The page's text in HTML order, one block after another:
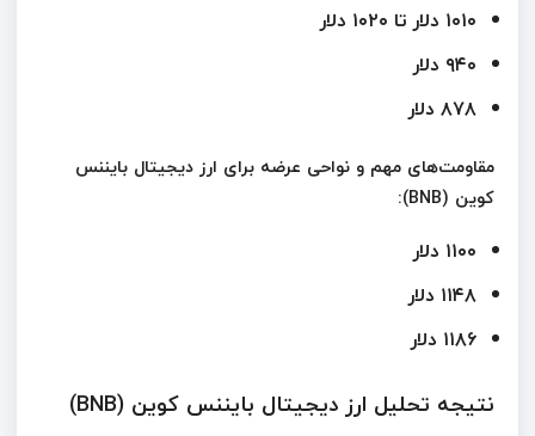
۱۰۱۰ دلار تا ۱۰۲۰ دلار
۹۴۰ دلار
۸۷۸ دلار
مقاومت‌های مهم و نواحی عرضه برای ارز دیجیتال بایننس
کوین (BNB):
۱۱۰۰ دلار
۱۱۴۸ دلار
۱۱۸۶ دلار
نتیجه تحلیل ارز دیجیتال بایننس کوین (BNB)